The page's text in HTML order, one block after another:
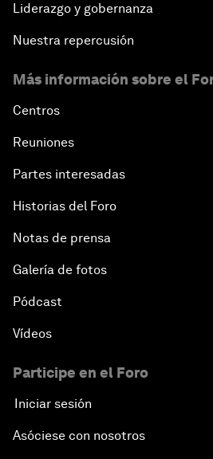
Liderazgo y gobernanza
Nuestra repercusión
Más información sobre el
Centros
Reuniones
Partes interesadas
Historias del Foro
Notas de prensa
Galería de fotos
Pódcast
Vídeos
Participe en el Foro
Iniciar sesión
Asóciese con nosotros